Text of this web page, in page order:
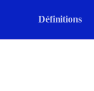
Définitions